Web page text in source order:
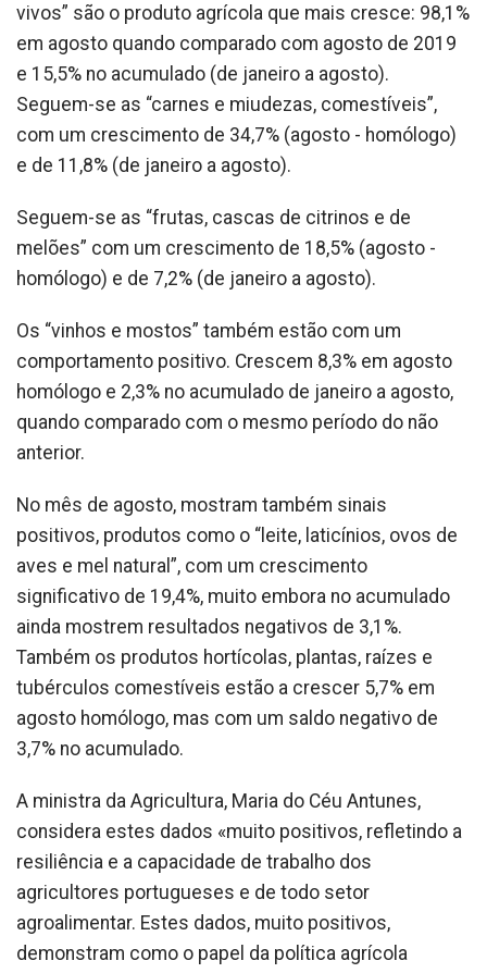
vivos” são o produto agrícola que mais cresce: 98,1%
em agosto quando comparado com agosto de 2019
e 15,5% no acumulado (de janeiro a agosto).
Seguem-se as “carnes e miudezas, comestíveis”,
com um crescimento de 34,7% (agosto - homólogo)
e de 11,8% (de janeiro a agosto).
Seguem-se as “frutas, cascas de citrinos e de
melões” com um crescimento de 18,5% (agosto -
homólogo) e de 7,2% (de janeiro a agosto).
Os “vinhos e mostos” também estão com um
comportamento positivo. Crescem 8,3% em agosto
homólogo e 2,3% no acumulado de janeiro a agosto,
quando comparado com o mesmo período do não
anterior.
No mês de agosto, mostram também sinais
positivos, produtos como o “leite, laticínios, ovos de
aves e mel natural”, com um crescimento
significativo de 19,4%, muito embora no acumulado
ainda mostrem resultados negativos de 3,1%.
Também os produtos hortícolas, plantas, raízes e
tubérculos comestíveis estão a crescer 5,7% em
agosto homólogo, mas com um saldo negativo de
3,7% no acumulado.
A ministra da Agricultura, Maria do Céu Antunes,
considera estes dados «muito positivos, refletindo a
resiliência e a capacidade de trabalho dos
agricultores portugueses e de todo setor
agroalimentar. Estes dados, muito positivos,
demonstram como o papel da política agrícola